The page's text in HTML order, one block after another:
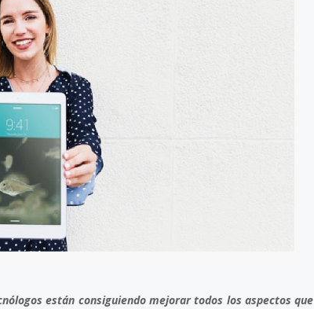
están consiguiendo mejorar todos los aspectos que